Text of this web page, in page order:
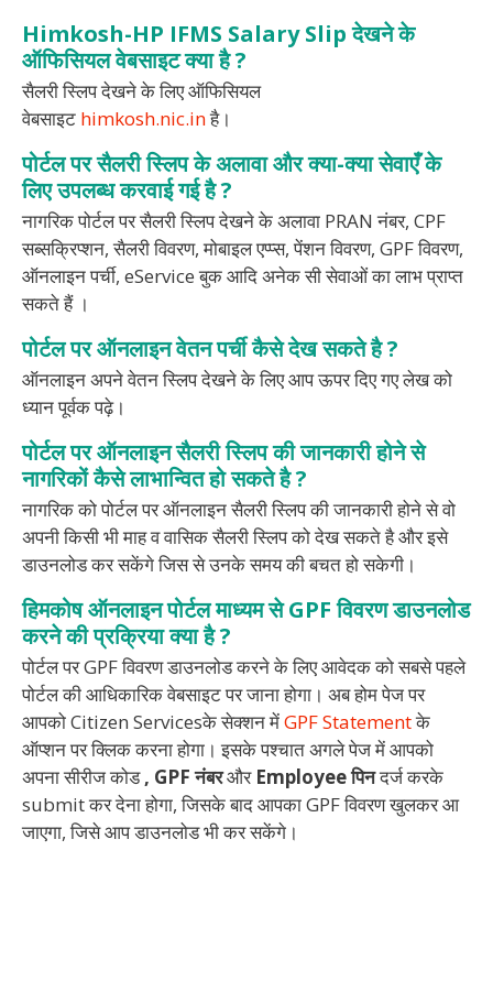
Himkosh-HP IFMS Salary Slip देखने के
ऑफिसियल वेबसाइट क्या है ?
सैलरी स्लिप देखने के लिए ऑफिसियल
वेबसाइट himkosh.nic.inहै।
पोर्टल पर सैलरी स्लिप के अलावा और क्या-क्या सेवाएँ के
लिए उपलब्ध करवाई गई है ?
नागरिक पोर्टल पर सैलरी स्लिप देखने के अलावा PRAN नंबर, CPF
सब्सक्रिप्शन, सैलरी विवरण, मोबाइल एप्प्स, पेंशन विवरण, GPF विवरण,
ऑनलाइन पर्ची, eService बुक आदि अनेक सी सेवाओं का लाभ प्राप्त
सकते हैं ।
पोर्टल पर ऑनलाइन वेतन पर्ची कैसे देख सकते है ?
ऑनलाइन अपने वेतन स्लिप देखने के लिए आप ऊपर दिए गए लेख को
ध्यान पूर्वक पढ़े।
पोर्टल पर ऑनलाइन सैलरी स्लिप की जानकारी होने से
नागरिकों कैसे लाभान्वित हो सकते है ?
नागरिक को पोर्टल पर ऑनलाइन सैलरी स्लिप की जानकारी होने से वो
अपनी किसी भी माह व वासिक सैलरी स्लिप को देख सकते है और इसे
डाउनलोड कर सकेंगे जिस से उनके समय की बचत हो सकेगी।
हिमकोष ऑनलाइन पोर्टल माध्यम से GPF विवरण डाउनलोड
करने की प्रक्रिया क्या है ?
पोर्टल पर GPF विवरण डाउनलोड करने के लिए आवेदक को सबसे पहले
पोर्टल की आधिकारिक वेबसाइट पर जाना होगा। अब होम पेज पर
आपको Citizen Servicesके सेक्शन मेंGPF Statementके
ऑप्शन पर क्लिक करना होगा। इसके पश्चात अगले पेज में आपको
अपना सीरीज कोड, GPF नंबरऔरEmployee पिनदर्ज करके
submit कर देना होगा, जिसके बाद आपका GPF विवरण खुलकर आ
जाएगा, जिसे आप डाउनलोड भी कर सकेंगे।